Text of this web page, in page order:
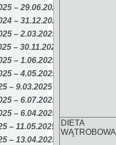
– 29.06.2025
– 31.12.2024
– 2.03.2025
– 30.11.2025
– 1.06.2025
– 4.05.2025
– 9.03.2025
– 6.07.2025
– 6.04.2025
– 11.05.2025
– 13.04.2025
DIETA
WĄTROBOWA